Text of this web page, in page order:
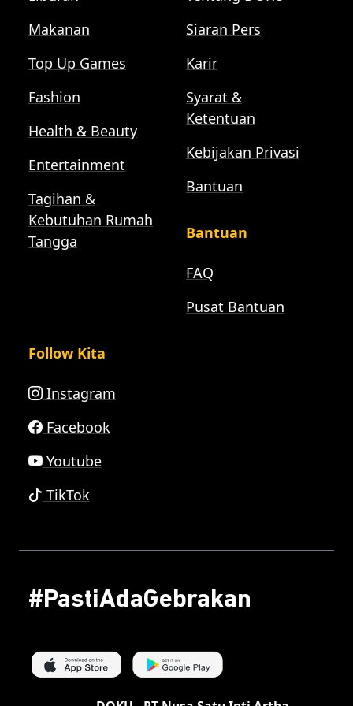
Makanan
Top Up Games
Fashion
Health & Beauty
Entertainment
Tagihan &
Kebutuhan Rumah
Tangga
Siaran Pers
Karir
Syarat &
Ketentuan
Kebijakan Privasi
Bantuan
Bantuan
FAQ
Pusat Bantuan
Follow Kita
Instagram
Facebook
Youtube
TikTok
#PastiAdaGebrakan